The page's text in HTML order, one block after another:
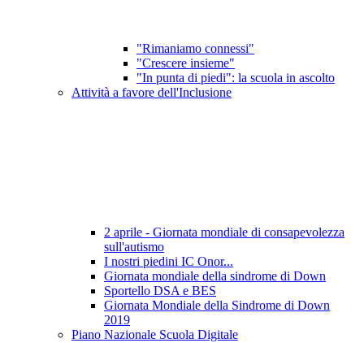
"Rimaniamo connessi"
"Crescere insieme"
"In punta di piedi": la scuola in ascolto
Attività a favore dell'Inclusione
2 aprile - Giornata mondiale di consapevolezza
sull'autismo
I nostri piedini IC Onor...
Giornata mondiale della sindrome di Down
Sportello DSA e BES
Giornata Mondiale della Sindrome di Down
2019
Piano Nazionale Scuola Digitale